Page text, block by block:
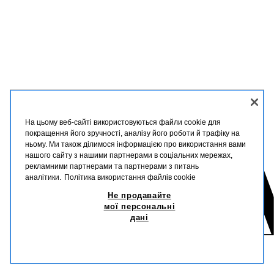
На цьому веб-сайті використовуються файли cookie для
покращення його зручності, аналізу його роботи й трафіку на
ньому. Ми також ділимося інформацією про використання вами
нашого сайту з нашими партнерами в соціальних мережах,
рекламними партнерами та партнерами з питань
аналітики. Політика використання файлів cookie
Не продавайте
мої персональні
дані